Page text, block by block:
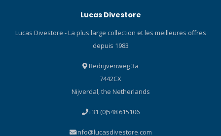
ajusté aux dimensions de
Peregrine TX. Doux sur la
peau Conçu pour offrir à la
texture toucher velours est
très douce sur la peau.
Lucas Divestore
Lucas Divestore - La plus large collection et les meilleures offres
depuis 1983
Bedrijvenweg 3a
7442CX
Nijverdal, the Netherlands
+31 (0)548 615106
info@lucasdivestore.com